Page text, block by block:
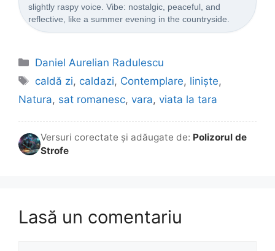
slightly raspy voice. Vibe: nostalgic, peaceful, and
reflective, like a summer evening in the countryside.
Categorii
Daniel Aurelian Radulescu
Etichete
caldă zi, caldazi, Contemplare, liniște,
Natura, sat romanesc, vara, viata la tara
Versuri corectate și adăugate de: Polizorul de
Strofe
Lasă un comentariu